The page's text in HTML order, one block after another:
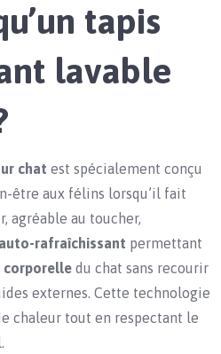
tapis
lavable
chat est spécialement conçu
être aux félins lorsqu’il fait
agréable au toucher,
rafraîchissant permettant
corporelledu chat sans recourir
externes. Cette technologie
chaleur tout en respectant le